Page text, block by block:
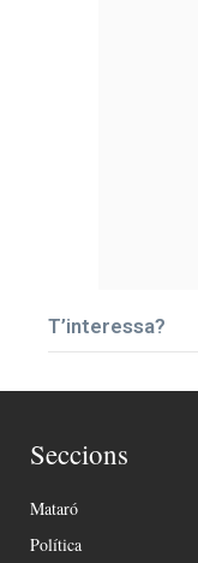
T’interessa?
Seccions
Mataró
Política